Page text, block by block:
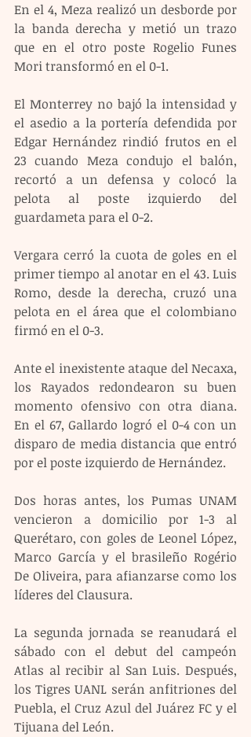
En el 4, Meza realizó un desborde por
la banda derecha y metió un trazo
que en el otro poste Rogelio Funes
Mori transformó en el 0-1.
El Monterrey no bajó la intensidad y
el asedio a la portería defendida por
Edgar Hernández rindió frutos en el
23 cuando Meza condujo el balón,
recortó a un defensa y colocó la
pelota al poste izquierdo del
guardameta para el 0-2.
Vergara cerró la cuota de goles en el
primer tiempo al anotar en el 43. Luis
Romo, desde la derecha, cruzó una
pelota en el área que el colombiano
firmó en el 0-3.
Ante el inexistente ataque del Necaxa,
los Rayados redondearon su buen
momento ofensivo con otra diana.
En el 67, Gallardo logró el 0-4 con un
disparo de media distancia que entró
por el poste izquierdo de Hernández.
Dos horas antes, los Pumas UNAM
vencieron a domicilio por 1-3 al
Querétaro, con goles de Leonel López,
Marco García y el brasileño Rogério
De Oliveira, para afianzarse como los
líderes del Clausura.
La segunda jornada se reanudará el
sábado con el debut del campeón
Atlas al recibir al San Luis. Después,
los Tigres UANL serán anfitriones del
Puebla, el Cruz Azul del Juárez FC y el
Tijuana del León.